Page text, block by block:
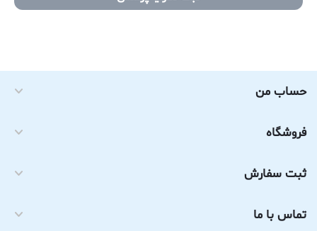
حساب من
فروشگاه
ثبت سفارش
تماس با ما